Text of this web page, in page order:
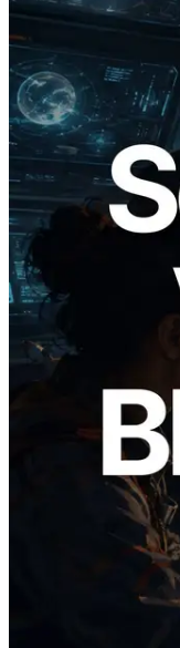
2026.05.24
Validators
Analyzer —
production de
validateurs